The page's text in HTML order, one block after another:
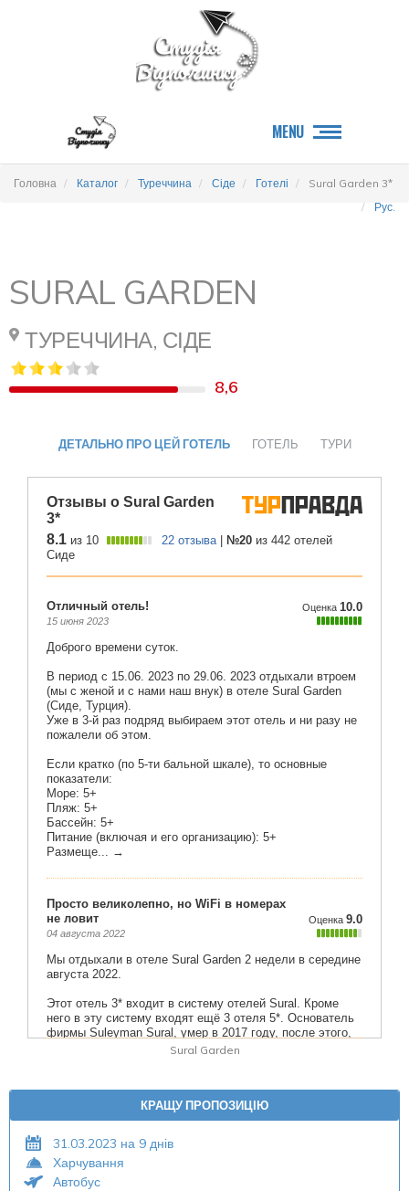
MENU
Головна Каталог Туреччина Сіде Готелі
Sural Garden 3*
Рус.
SURAL GARDEN
ТУРЕЧЧИНА, СІДЕ
8,6
ДЕТАЛЬНО ПРО ЦЕЙ ГОТЕЛЬ ГОТЕЛЬ ТУРИ
Sural Garden
КРАЩУ ПРОПОЗИЦІЮ
31.03.2023 на 9 днів
Харчування
Автобус